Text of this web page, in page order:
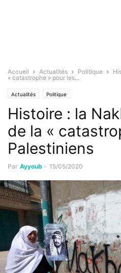
Accueil Actualités Politique
« catastrophe » pour les...
Actualités Politique
Histoire : la
de la «
Palestiniens
Par Ayyoub - 15/05/2020